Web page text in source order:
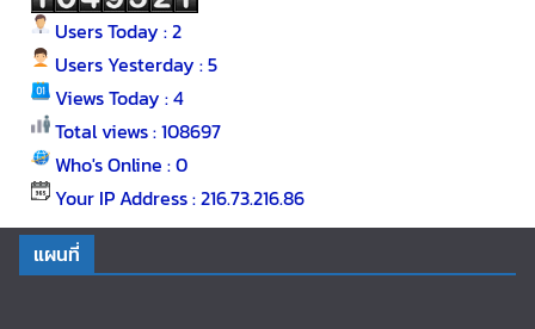
Users Today : 2
Users Yesterday : 5
Views Today : 4
Total views : 108697
Who's Online : 0
Your IP Address : 216.73.216.86
แผนที่